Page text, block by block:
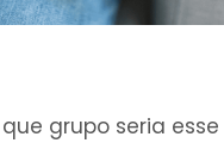
grupo seria